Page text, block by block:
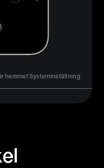
hemmetSysteminställning